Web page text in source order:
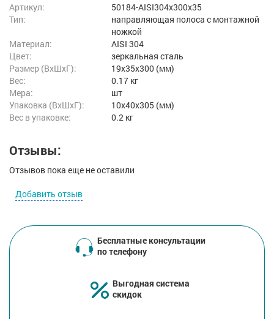
Артикул:
50184-AISI304x300x35
Тип:
направляющая полоса с монтажной
ножкой
Материал:
AISI 304
Цвет:
зеркальная сталь
Размер (ВxШxГ):
19x35x300 (мм)
Вес:
0.17 кг
Мера:
шт
Упаковка (ВхШхГ):
10x40x305 (мм)
Вес в упаковке:
0.2 кг
Отзывы:
Отзывов пока еще не оставили
Добавить отзыв
Бесплатные консультации
по телефону
Выгодная система
скидок